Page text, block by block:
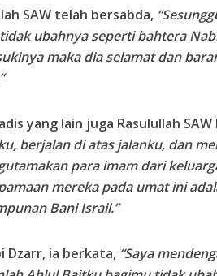
SAW telah bersabda,
ubahnya seperti bahtera
maka dia selamat dan
yang lain juga Rasulullah
berjalan di atas jalanku, dan
para imam dari
mereka pada umat ini
Bani Israil.”
Dzarr, ia berkata, “Saya